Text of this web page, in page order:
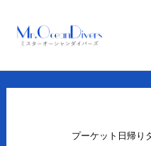
プーケット日帰り